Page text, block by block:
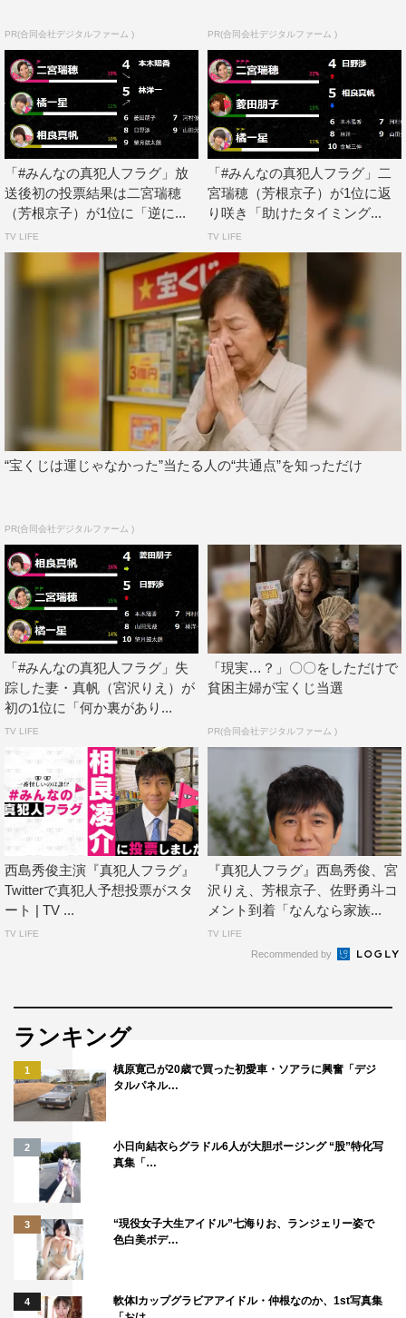
PR(合同会社デジタルファーム ) PR(合同会社デジタルファーム )
「#みんなの真犯人フラグ」放
送後初の投票結果は二宮瑞穂
（芳根京子）が1位に「逆に...
TV LIFE
「#みんなの真犯人フラグ」二
宮瑞穂（芳根京子）が1位に返
り咲き「助けたタイミング...
TV LIFE
“宝くじは運じゃなかった”当たる人の“共通点”を知っただけ
PR(合同会社デジタルファーム )
「#みんなの真犯人フラグ」失
踪した妻・真帆（宮沢りえ）が
初の1位に「何か裏があり...
TV LIFE
「現実…？」〇〇をしただけで
貧困主婦が宝くじ当選
PR(合同会社デジタルファーム )
西島秀俊主演『真犯人フラグ』
Twitterで真犯人予想投票がスタ
ート | TV ...
TV LIFE
『真犯人フラグ』西島秀俊、宮
沢りえ、芳根京子、佐野勇斗コ
メント到着「なんなら家族...
TV LIFE
Recommended by
ランキング
1
槙原寛己が20歳で買った初愛車・ソアラに興奮「デジ
タルパネル…
2
小日向結衣らグラドル6人が大胆ポージング “股”特化写
真集「…
3
“現役女子大生アイドル”七海りお、ランジェリー姿で
色白美ボデ…
4
軟体Iカップグラビアアイドル・仲根なのか、1st写真集